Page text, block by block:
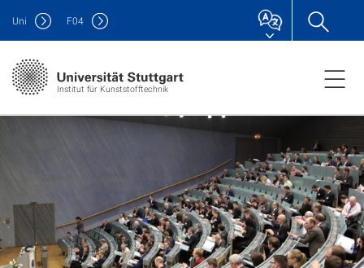
Institut für Kunststofftechnik
Uni F04